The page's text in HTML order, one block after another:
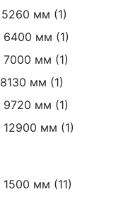
5260 мм (1)
6400 мм (1)
7000 мм (1)
8130 мм (1)
9720 мм (1)
12900 мм (1)
1500 мм (11)